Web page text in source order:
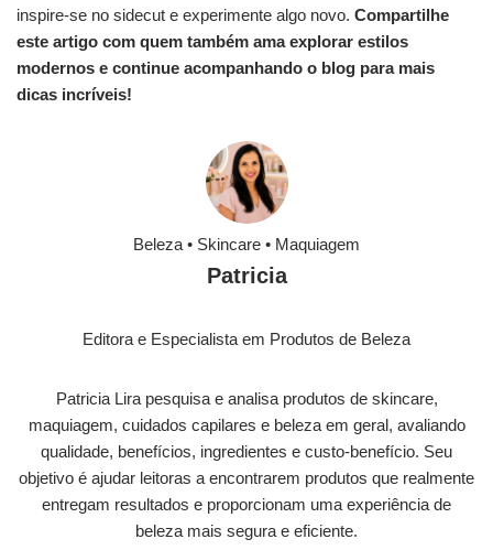
inspire-se no sidecut e experimente algo novo. Compartilhe
este artigo com quem também ama explorar estilos
modernos e continue acompanhando o blog para mais
dicas incríveis!
Beleza • Skincare • Maquiagem
Patricia
Editora e Especialista em Produtos de Beleza
Patricia Lira pesquisa e analisa produtos de skincare,
maquiagem, cuidados capilares e beleza em geral, avaliando
qualidade, benefícios, ingredientes e custo-benefício. Seu
objetivo é ajudar leitoras a encontrarem produtos que realmente
entregam resultados e proporcionam uma experiência de
beleza mais segura e eficiente.